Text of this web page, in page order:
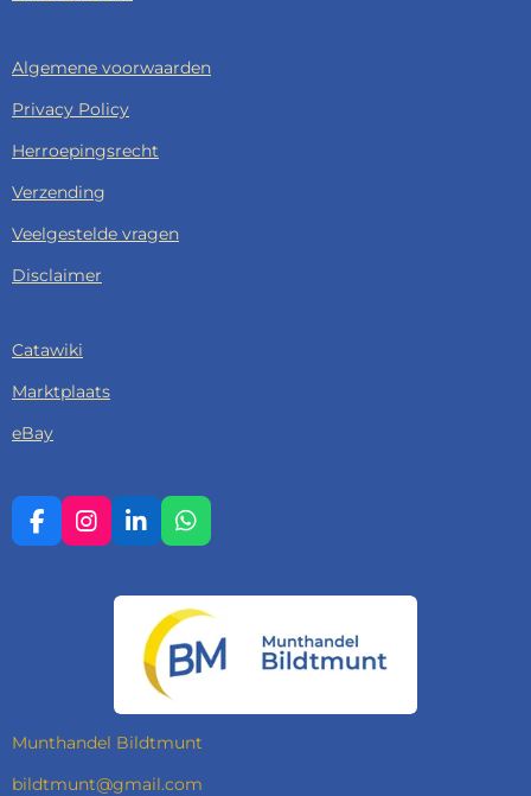
Algemene voorwaarden
Privacy Policy
Herroepingsrecht
Verzending
Veelgestelde vragen
Disclaimer
Catawiki
Marktplaats
eBay
F
A
I
N
L
I
K
D
N
W
H
T
S
A
P
Munthandel Bildtmunt
bildtmunt@gmail.com